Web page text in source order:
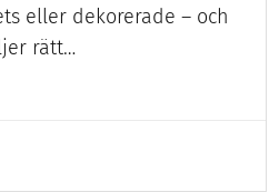
eller dekorerade – och
rätt…